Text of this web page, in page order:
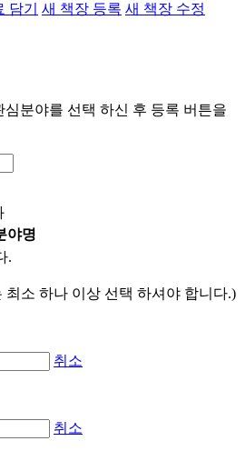
담기 새 책장 등록 새 책장 수정
심분야를 선택 하신 후 등록 버튼을
야명
.
최소 하나 이상 선택 하셔야 합니다.)
취소
취소